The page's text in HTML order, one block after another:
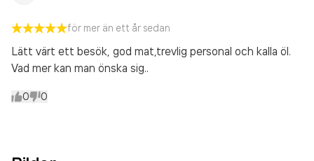
för mer än ett år sedan
Lätt värt ett besök, god mat,trevlig personal och kalla öl.
Vad mer kan man önska sig..
0 0